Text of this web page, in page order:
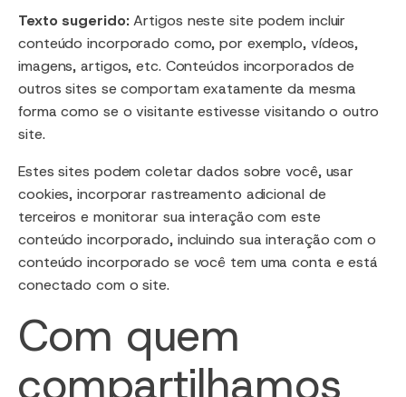
Texto sugerido:Artigos neste site podem incluir
conteúdo incorporado como, por exemplo, vídeos,
imagens, artigos, etc. Conteúdos incorporados de
outros sites se comportam exatamente da mesma
forma como se o visitante estivesse visitando o outro
site.
Estes sites podem coletar dados sobre você, usar
cookies, incorporar rastreamento adicional de
terceiros e monitorar sua interação com este
conteúdo incorporado, incluindo sua interação com o
conteúdo incorporado se você tem uma conta e está
conectado com o site.
Com quem
compartilhamos